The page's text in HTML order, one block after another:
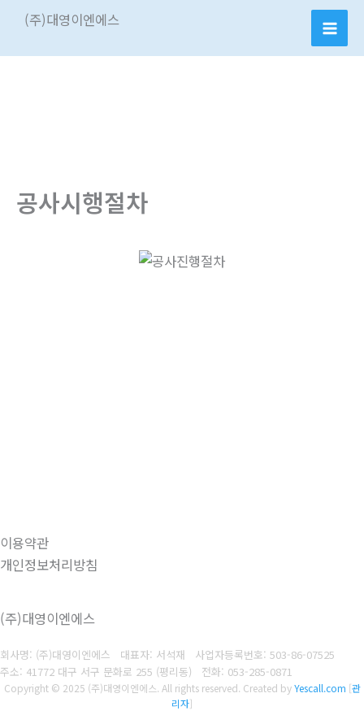
츠
(주)대영이엔에스
공사시행절차
이용약관
개인정보처리방침
(주)대영이엔에스
회사명: (주)대영이엔에스 대표자: 서석재 사업자등록번호: 503-86-07525
주소: 41772 대구 서구 문화로 255 (평리동) 전화: 053-285-0871
Copyright © 2025 (주)대영이엔에스. All rights reserved. Created byYescall.com [관
리자]